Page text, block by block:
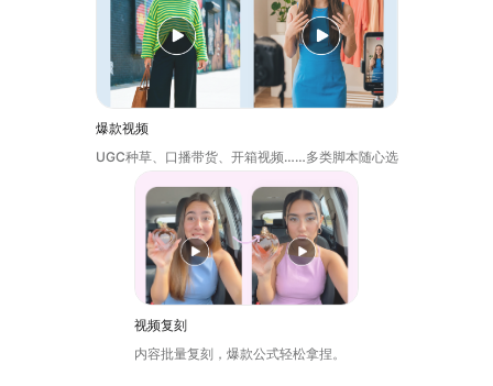
爆款视频
UGC种草、口播带货、开箱视频……多类脚本随心选
视频复刻
内容批量复刻，爆款公式轻松拿捏。